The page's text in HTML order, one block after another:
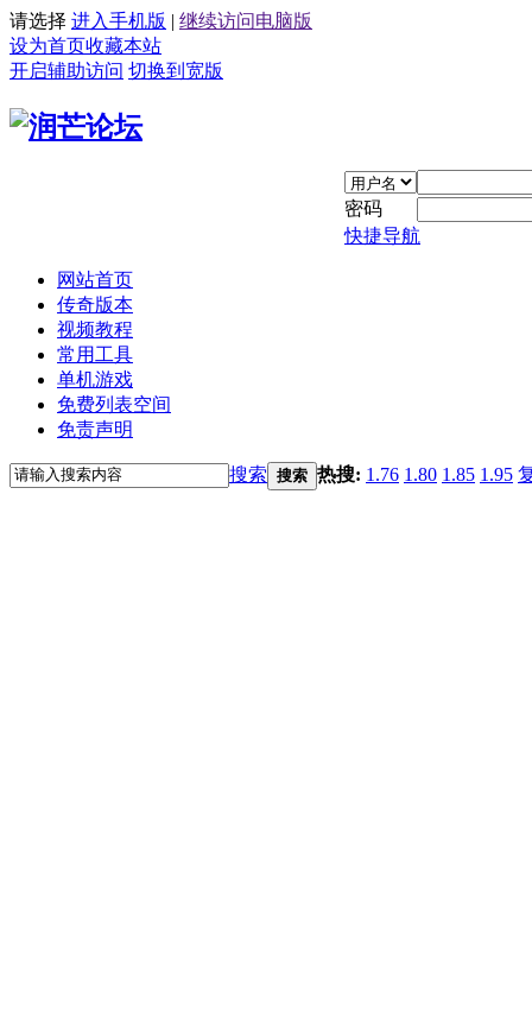
请选择 进入手机版 | 继续访问电脑版
设为首页收藏本站
开启辅助访问 切换到宽版
密码
快捷导航
网站首页
传奇版本
视频教程
常用工具
单机游戏
免费列表空间
免责声明
搜索 搜索 热搜: 1.76 1.80 1.85 1.95